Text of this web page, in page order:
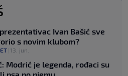
Ivan Bašić sve
s novim klubom?
13. jun.
Modrić je legenda, rođaci su